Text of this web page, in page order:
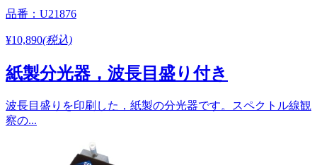
品番：U21876
¥10,890(税込)
紙製分光器，波長目盛り付き
波長目盛りを印刷した，紙製の分光器です。スペクトル線観
察の...